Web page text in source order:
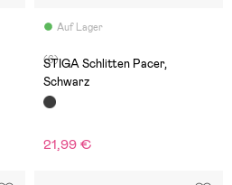
Auf Lager
(6)
STIGA Schlitten Pacer,
Schwarz
21,99 €